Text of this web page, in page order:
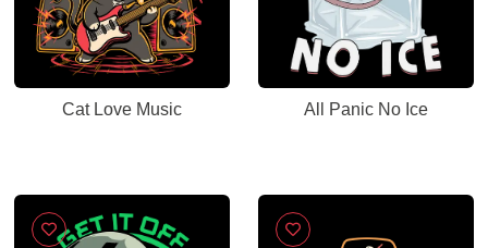
Cat Love Music All Panic No Ice